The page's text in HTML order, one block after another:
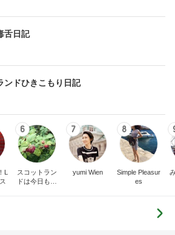
舌日記
ンドひきこもり日記
L
6
スコットラン
ドは今日も曇
7
yumi Wien
8
Simple Pleasur
es